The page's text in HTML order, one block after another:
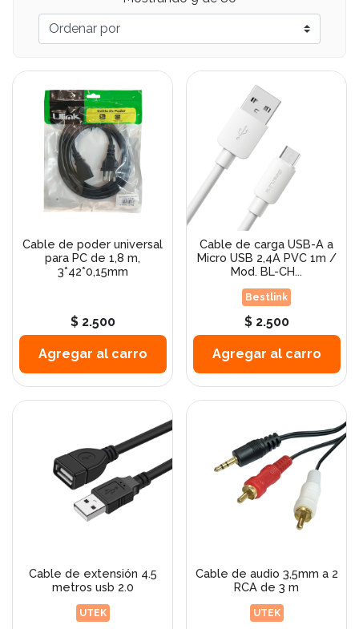
Cable de poder universal
para PC de 1,8 m,
3*42*0,15mm
$ 2.500
Agregar al carro
Cable de carga USB-A a
Micro USB 2,4A PVC 1m /
Mod. BL-CH...
Bestlink
$ 2.500
Agregar al carro
Cable de extensión 4.5
metros usb 2.0
UTEK
Cable de audio 3,5mm a 2
RCA de 3 m
UTEK